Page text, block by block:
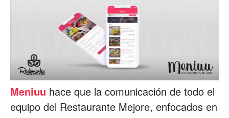
Meniuu hace que la comunicación de todo el
equipo del Restaurante Mejore, enfocados en